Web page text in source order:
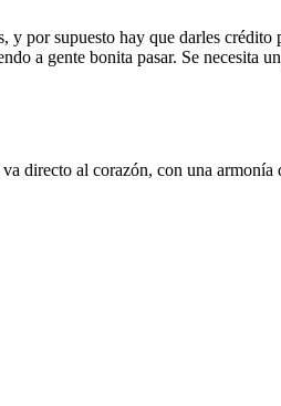
y por supuesto hay que darles
a gente bonita pasar. Se necesita
directo al corazón, con una